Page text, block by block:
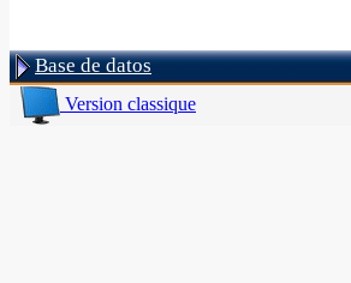
Base de datos
Version classique